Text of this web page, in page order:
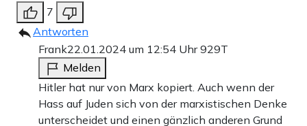
7
Antworten
Frank22.01.2024 um 12:54 Uhr929T
Melden
Hitler hat nur von Marx kopiert. Auch wenn der
Hass auf Juden sich von der marxistischen Denke
unterscheidet und einen gänzlich anderen Grund